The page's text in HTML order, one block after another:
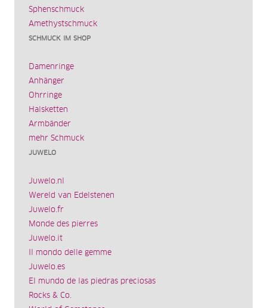
Sphenschmuck
Amethystschmuck
SCHMUCK IM SHOP
Damenringe
Anhänger
Ohrringe
Halsketten
Armbänder
mehr Schmuck
JUWELO
Juwelo.nl
Wereld van Edelstenen
Juwelo.fr
Monde des pierres
Juwelo.it
Il mondo delle gemme
Juwelo.es
El mundo de las piedras preciosas
Rocks & Co.